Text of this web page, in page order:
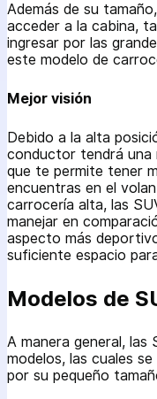
Además de su
acceder a la cabina,
ingresar por las
este modelo de
Mejor visión
Debido a la alta
conductor tendrá una
que te permite tener
encuentras en el
carrocería alta, las
manejar en
aspecto más
suficiente espacio
Modelos de
A manera general,
modelos, las cuales
por su pequeño